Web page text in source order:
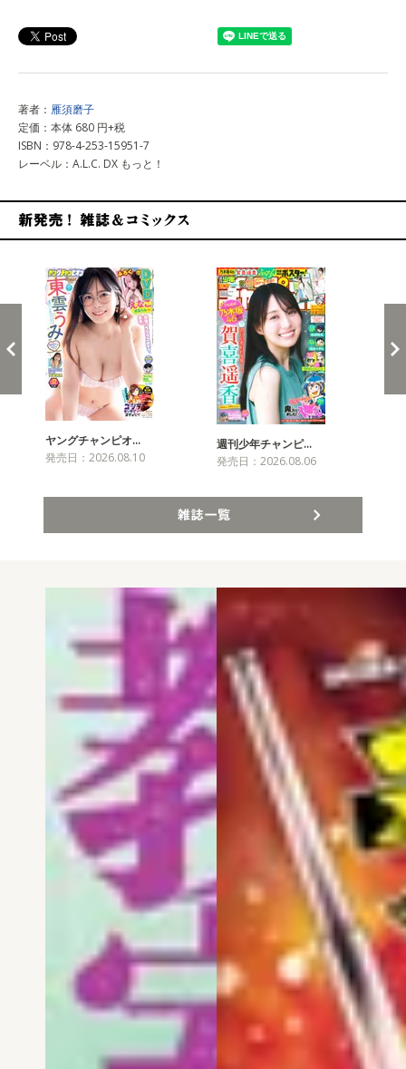
著者： 雁須磨子
定価：本体 680 円+税
ISBN：978-4-253-15951-7
レーベル：A.L.C. DX もっと！
ヤングチャンピオ…
発売日：2026.08.10
週刊少年チャンピ…
発売日：2026.08.06